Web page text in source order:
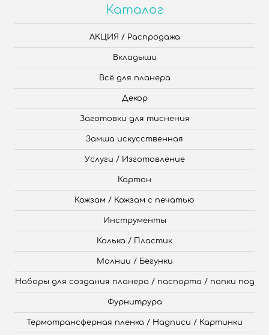
Каталог
АКЦИЯ / Распродажа
Вкладыши
Всё для планера
Декор
Заготовки для тиснения
Замша искусственная
Услуги / Изготовление
Картон
Кожзам / Кожзам с печатью
Инструменты
Калька / Пластик
Молнии / Бегунки
Наборы для создания планера / паспорта / папки под
Фурнитрура
Термотрансферная пленка / Надписи / Картинки